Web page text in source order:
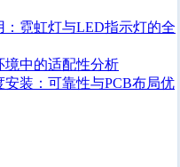
霓虹灯与LED指示灯的全
境中的适配性分析
装：可靠性与PCB布局优